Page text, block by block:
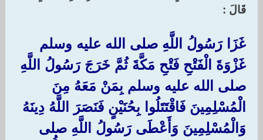
قَالَ :‏ ‏
غَزَا رَسُولُ اللَّهِ صلى الله عليه وسلم
غَزْوَةَ الْفَتْحِ فَتْحِ مَكَّةَ ثُمَّ خَرَجَ رَسُولُ اللَّهِ
صلى الله عليه وسلم بِمَنْ مَعَهُ مِنَ
الْمُسْلِمِينَ فَاقْتَتَلُوا بِحُنَيْنٍ فَنَصَرَ اللَّهُ دِينَهُ
وَالْمُسْلِمِينَ وَأَعْطَى رَسُولُ اللَّهِ صلى